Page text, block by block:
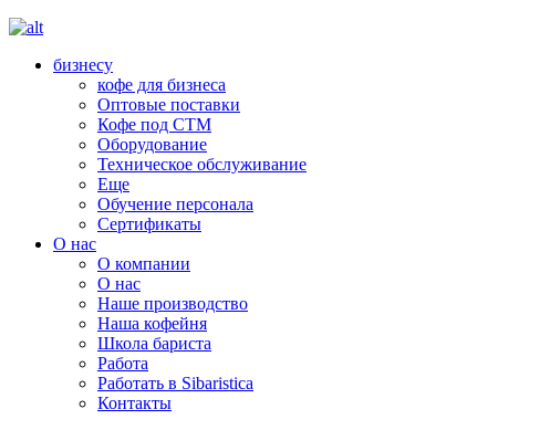
бизнесу
кофе для бизнеса
Оптовые поставки
Кофе под СТМ
Оборудование
Техническое обслуживание
Еще
Обучение персонала
Сертификаты
О нас
O компании
О нас
Наше производство
Наша кофейня
Школа бариста
Работа
Работать в Sibaristica
Контакты